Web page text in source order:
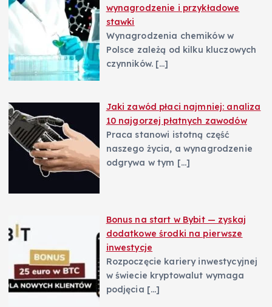
wynagrodzenie i przykładowe
stawki
Wynagrodzenia chemików w
Polsce zależą od kilku kluczowych
czynników. […]
Jaki zawód płaci najmniej: analiza
10 najgorzej płatnych zawodów
Praca stanowi istotną część
naszego życia, a wynagrodzenie
odgrywa w tym […]
Bonus na start w Bybit — zyskaj
dodatkowe środki na pierwsze
inwestycje
Rozpoczęcie kariery inwestycyjnej
w świecie kryptowalut wymaga
podjęcia […]